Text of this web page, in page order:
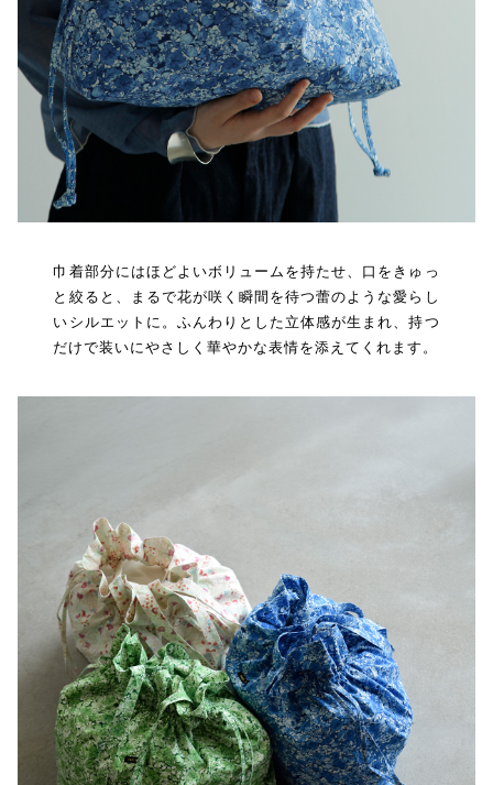
巾着部分にはほどよいボリュームを持たせ、口をきゅっ
と絞ると、まるで花が咲く瞬間を待つ蕾のような愛らし
いシルエットに。ふんわりとした立体感が生まれ、持つ
だけで装いにやさしく華やかな表情を添えてくれます。